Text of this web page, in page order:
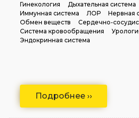
Подробнее ››
Гинекология
Дыхательная система
Иммунная система
ЛОР
Нервная
Обмен веществ
Сердечно-
Система кровообращения
Эндокринная система